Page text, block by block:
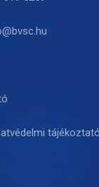
tájékoztató